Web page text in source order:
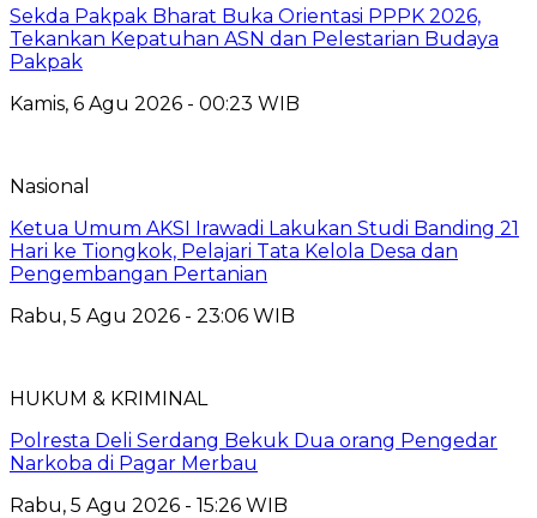
Sekda Pakpak Bharat Buka Orientasi PPPK 2026,
Tekankan Kepatuhan ASN dan Pelestarian Budaya
Pakpak
Kamis, 6 Agu 2026 - 00:23 WIB
Nasional
Ketua Umum AKSI Irawadi Lakukan Studi Banding 21
Hari ke Tiongkok, Pelajari Tata Kelola Desa dan
Pengembangan Pertanian
Rabu, 5 Agu 2026 - 23:06 WIB
HUKUM & KRIMINAL
Polresta Deli Serdang Bekuk Dua orang Pengedar
Narkoba di Pagar Merbau
Rabu, 5 Agu 2026 - 15:26 WIB